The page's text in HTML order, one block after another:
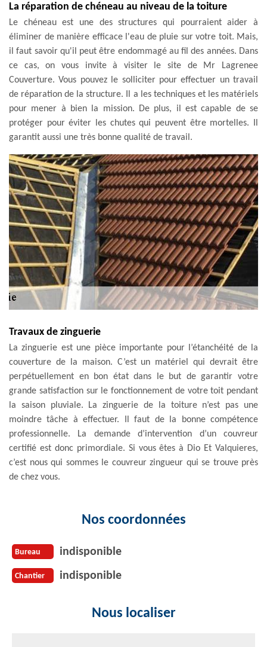
La réparation de chéneau au niveau de la toiture
Le chéneau est une des structures qui pourraient aider à
éliminer de manière efficace l'eau de pluie sur votre toit. Mais,
il faut savoir qu'il peut être endommagé au fil des années. Dans
ce cas, on vous invite à visiter le site de Mr Lagrenee
Couverture. Vous pouvez le solliciter pour effectuer un travail
de réparation de la structure. Il a les techniques et les matériels
pour mener à bien la mission. De plus, il est capable de se
protéger pour éviter les chutes qui peuvent être mortelles. Il
garantit aussi une très bonne qualité de travail.
Travaux de zinguerie
La zinguerie est une pièce importante pour l’étanchéité de la
couverture de la maison. C’est un matériel qui devrait être
perpétuellement en bon état dans le but de garantir votre
grande satisfaction sur le fonctionnement de votre toit pendant
la saison pluviale. La zinguerie de la toiture n’est pas une
moindre tâche à effectuer. Il faut de la bonne compétence
professionnelle. La demande d’intervention d’un couvreur
certifié est donc primordiale. Si vous êtes à Dio Et Valquieres,
c’est nous qui sommes le couvreur zingueur qui se trouve près
de chez vous.
Nos coordonnées
Bureau indisponible
Chantier indisponible
Nous localiser